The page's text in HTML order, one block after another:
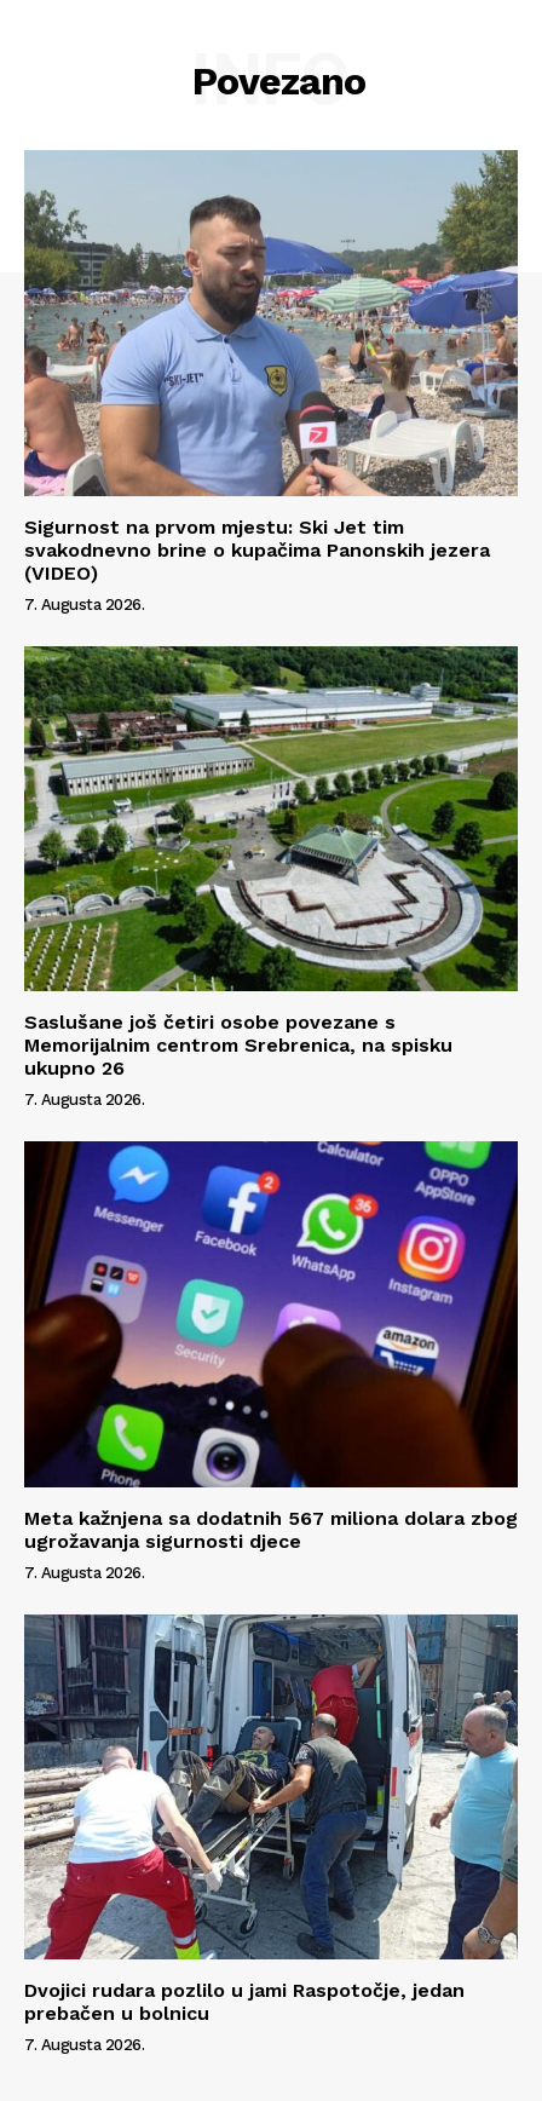
Info
O nama
Kontakt
Impressum
Povezano
INFO
Sigurnost na prvom mjestu: Ski Jet tim
svakodnevno brine o kupačima Panonskih jezera
(VIDEO)
7. Augusta 2026.
Saslušane još četiri osobe povezane s
Memorijalnim centrom Srebrenica, na spisku
ukupno 26
7. Augusta 2026.
Meta kažnjena sa dodatnih 567 miliona dolara zbog
ugrožavanja sigurnosti djece
7. Augusta 2026.
Dvojici rudara pozlilo u jami Raspotočje, jedan
prebačen u bolnicu
7. Augusta 2026.